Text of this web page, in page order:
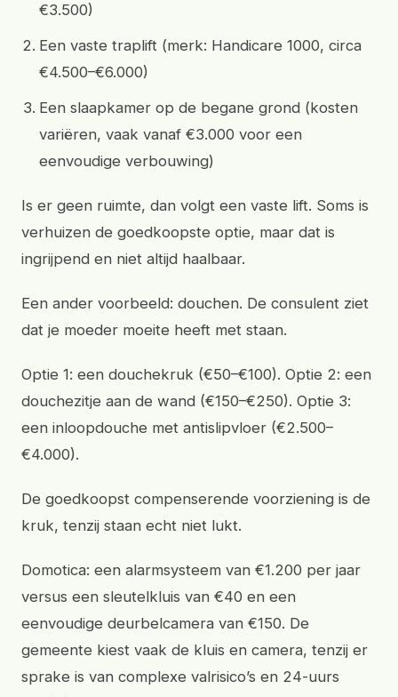
€3.500)
Een vaste traplift (merk: Handicare 1000, circa
€4.500–€6.000)
Een slaapkamer op de begane grond (kosten
variëren, vaak vanaf €3.000 voor een
eenvoudige verbouwing)
Is er geen ruimte, dan volgt een vaste lift. Soms is
verhuizen de goedkoopste optie, maar dat is
ingrijpend en niet altijd haalbaar.
Een ander voorbeeld: douchen. De consulent ziet
dat je moeder moeite heeft met staan.
Optie 1: een douchekruk (€50–€100). Optie 2: een
douchezitje aan de wand (€150–€250). Optie 3:
een inloopdouche met antislipvloer (€2.500–
€4.000).
De goedkoopst compenserende voorziening is de
kruk, tenzij staan echt niet lukt.
Domotica: een alarmsysteem van €1.200 per jaar
versus een sleutelkluis van €40 en een
eenvoudige deurbelcamera van €150. De
gemeente kiest vaak de kluis en camera, tenzij er
sprake is van complexe valrisico’s en 24-uurs